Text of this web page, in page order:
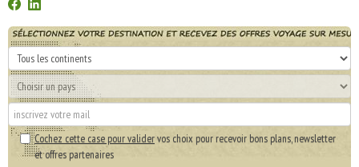
Cochez cette case pour validervos choix pour recevoir bons plans, newsletter
et offres partenaires